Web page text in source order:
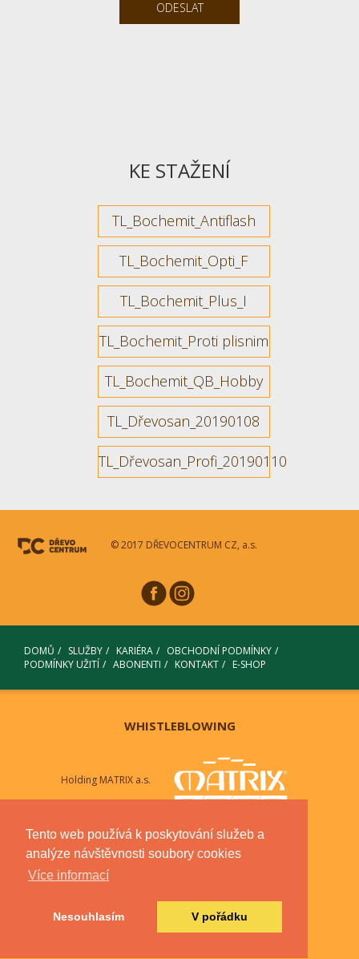
Tento web používá k poskytování služeb a
analýze návštěvnosti soubory cookies
Více informací
Nesouhlasím V pořádku
KE STAŽENÍ
TL_Bochemit_Antiflash
TL_Bochemit_Opti_F
TL_Bochemit_Plus_I
TL_Bochemit_Proti plisnim
TL_Bochemit_QB_Hobby
TL_Dřevosan_20190108
TL_Dřevosan_Profi_20190110
© 2017 DŘEVOCENTRUM CZ, a.s.
DOMŮ SLUŽBY KARIÉRA
OBCHODNÍ PODMÍNKY
PODMÍNKY UŽITÍ
ABONENTI KONTAKT E-SHOP
WHISTLEBLOWING
Holding MATRIX a.s.
MATRIX WOOD
MATRIX AUTOMOTIVE
MATRIX AUTOCENTRUM
MATRIX WINDOWS
DŘEVOCENTRUM CZ